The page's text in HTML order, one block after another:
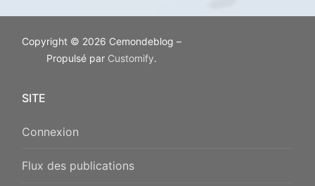
Copyright © 2026 Cemondeblog –
Propulsé par Customify.
SITE
Connexion
Flux des publications